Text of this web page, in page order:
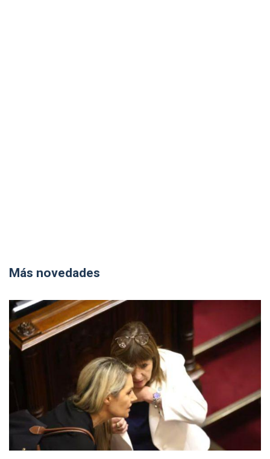
Más novedades